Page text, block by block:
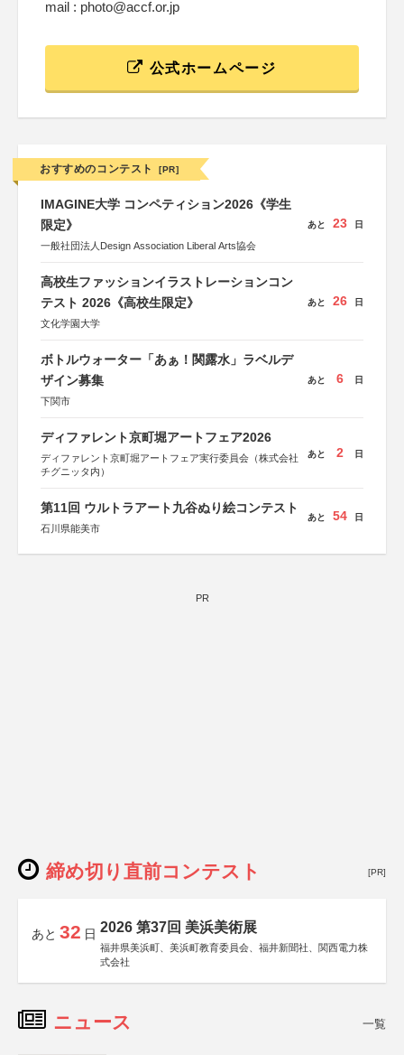
mail : photo@accf.or.jp
公式ホームページ
おすすめのコンテスト [PR]
IMAGINE大学 コンペティション2026《学生
限定》
一般社団法人Design Association Liberal Arts協会
あと 23 日
高校生ファッションイラストレーションコン
テスト 2026《高校生限定》
文化学園大学
あと 26 日
ボトルウォーター「あぁ！関露水」ラベルデ
ザイン募集
下関市
あと 6 日
ディファレント京町堀アートフェア2026
ディファレント京町堀アートフェア実行委員会（株式会社
チグニッタ内）
あと 2 日
第11回 ウルトラアート九谷ぬり絵コンテスト
石川県能美市
あと 54 日
PR
締め切り直前コンテスト [PR]
あと 32 日 2026 第37回 美浜美術展
福井県美浜町、美浜町教育委員会、福井新聞社、関西電力株
式会社
ニュース 一覧